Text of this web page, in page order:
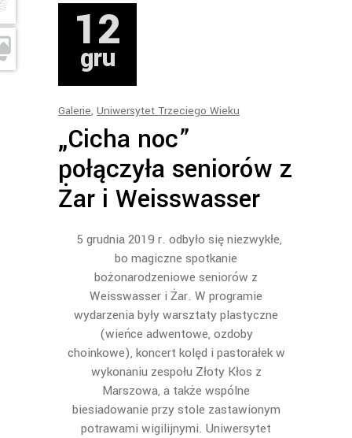
12
gru
Galerie, Uniwersytet Trzeciego Wieku
„Cicha noc”
połączyła seniorów z
Żar i Weisswasser
5 grudnia 2019 r. odbyło się niezwykłe,
bo magiczne spotkanie
bożonarodzeniowe seniorów z
Weisswasser i Żar. W programie
wydarzenia były warsztaty plastyczne
(wieńce adwentowe, ozdoby
choinkowe), koncert kolęd i pastorałek w
wykonaniu zespołu Złoty Kłos z
Marszowa, a także wspólne
biesiadowanie przy stole zastawionym
potrawami wigilijnymi. Uniwersytet